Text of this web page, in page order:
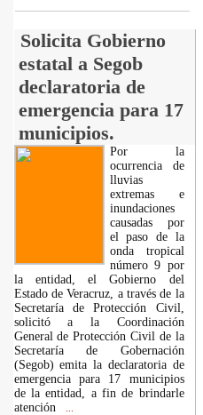
Solicita Gobierno
estatal a Segob
declaratoria de
emergencia para 17
municipios.
Por la
ocurrencia de
lluvias
extremas e
inundaciones
causadas por
el paso de la
onda tropical
número 9 por
la entidad, el Gobierno del
Estado de Veracruz, a través de la
Secretaría de Protección Civil,
solicitó a la Coordinación
General de Protección Civil de la
Secretaría de Gobernación
(Segob) emita la declaratoria de
emergencia para 17 municipios
de la entidad, a fin de brindarle
atención